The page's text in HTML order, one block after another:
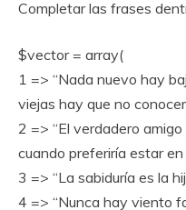
Completar las frases
$vector = array(
1 => “Nada nuevo hay
viejas hay que no
2 => “El verdadero
cuando preferiría estar en
3 => “La sabiduría es la
4 => “Nunca hay viento